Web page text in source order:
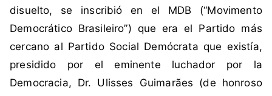
M
,
N
u
disuelto, se inscribió en el MDB (“Movimento
Democrático Brasileiro”) que era el Partido más
cercano al Partido Social Demócrata que existía,
presidido por el eminente luchador por la
Democracia, Dr. Ulisses Guimarães (de honroso